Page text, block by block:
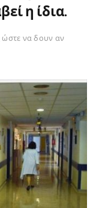
η ίδια.
ώστε να δουν αν